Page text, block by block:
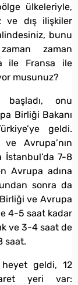
ülkeleriyle,
ve dış ilişkiler
bunu
zaman
ile Fransa ile
musunuz?
onu
Birliği Bakanı
geldi.
Avrupa’nın
7-8
Avrupa adına
sonra da
ve Avrupa
4-5 saat kadar
ve 3-4 saat de
saat.
heyet geldi, 12
yeri var: